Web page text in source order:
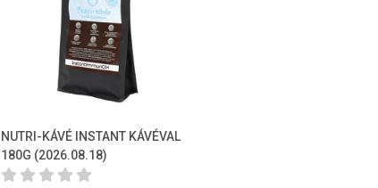
NUTRI-KÁVÉ INSTANT KÁVÉVAL
180G (2026.08.18)